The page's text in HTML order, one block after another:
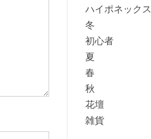
ハイポネックス
冬
初心者
夏
春
秋
花壇
雑貨